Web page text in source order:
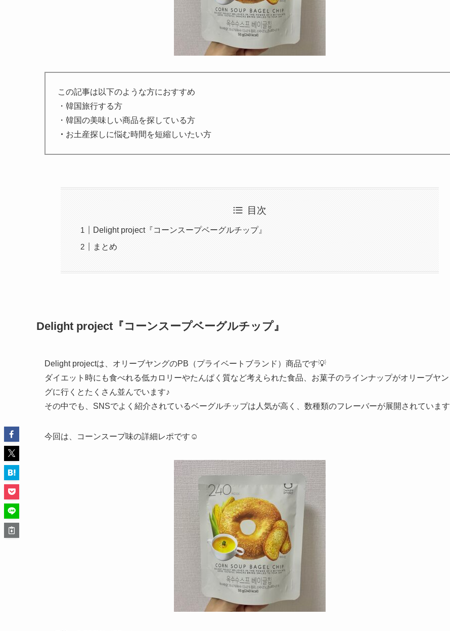
この記事は以下のような方におすすめ
・ 韓国旅行する方
・韓国の美味しい商品を探している方
・ お土産探しに悩む時間を短縮しいたい方
目次
Delight project『コーンスープベーグルチップ』
まとめ
Delight project『コーンスープベーグルチップ』
Delight projectは、オリーブヤングのPB（プライベートブランド）商品です💡
ダイエット時にも食べれる低カロリーやたんぱく質など考えられた食品、お菓子のラインナップがオリーブヤン
グに行くとたくさん並んでいます♪
その中でも、SNSでよく紹介されているベーグルチップは人気が高く、数種類のフレーバーが展開されています
今回は、コーンスープ味の詳細レポです☺